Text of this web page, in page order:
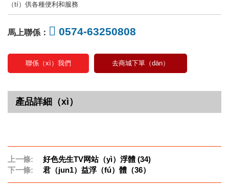
（tí）供各種便利和服務
馬上聯係： 0574-63250808
聯係（xì）我們 去商城下單（dān）
產品詳細（xì）
上一條:
好色先生TV网站（yì）浮體 (34)
下一條:
君（jun1）益浮（fú）體（36）